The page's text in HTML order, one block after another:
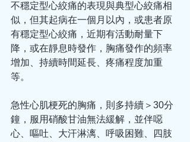
不穩定型心絞痛的表現與典型心絞痛相
似，但其起病在一個月以內，或患者原
有穩定型心絞痛，近期有活動耐量下
降，或在靜息時發作，胸痛發作的頻率
增加、持續時間延長、疼痛程度加重
等。
急性心肌梗死的胸痛，則多持續＞30分
鐘，服用硝酸甘油無法緩解，並伴噁
心、嘔吐、大汗淋漓、呼吸困難、四肢